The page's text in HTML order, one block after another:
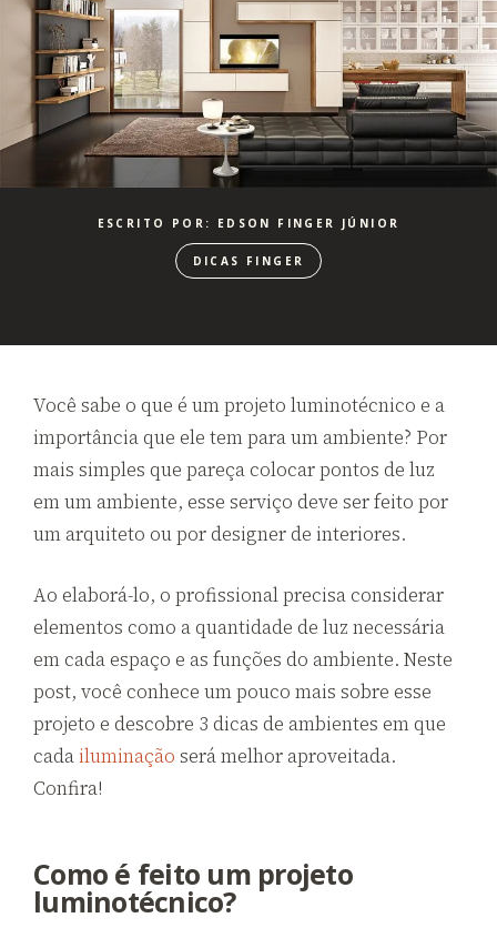
ESCRITO POR: EDSON FINGER JÚNIOR
DICAS FINGER
Você sabe o que é um projeto luminotécnico e a
importância que ele tem para um ambiente? Por
mais simples que pareça colocar pontos de luz
em um ambiente, esse serviço deve ser feito por
um arquiteto ou por designer de interiores.
Ao elaborá-lo, o profissional precisa considerar
elementos como a quantidade de luz necessária
em cada espaço e as funções do ambiente. Neste
post, você conhece um pouco mais sobre esse
projeto e descobre 3 dicas de ambientes em que
cada iluminação será melhor aproveitada.
Confira!
Como é feito um projeto
luminotécnico?